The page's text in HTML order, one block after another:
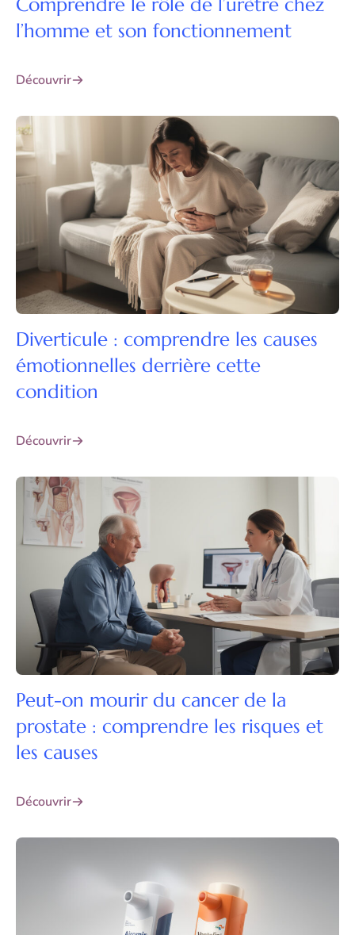
Comprendre le rôle de l’urètre chez
l’homme et son fonctionnement
Découvrir
Diverticule : comprendre les causes
émotionnelles derrière cette
condition
Découvrir
Peut-on mourir du cancer de la
prostate : comprendre les risques et
les causes
Découvrir